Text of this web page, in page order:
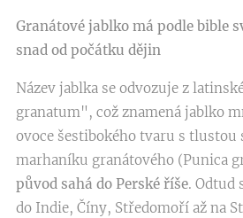
Granátové jablko má podle bible
snad od počátku dějin
Název jablka se odvozuje z
granatum", což znamená jablko
ovoce šestibokého tvaru s tlustou
marhaníku granátového (Punica
původ sahá do Perské říše. Odtud
do Indie, Číny, Středomoří až na